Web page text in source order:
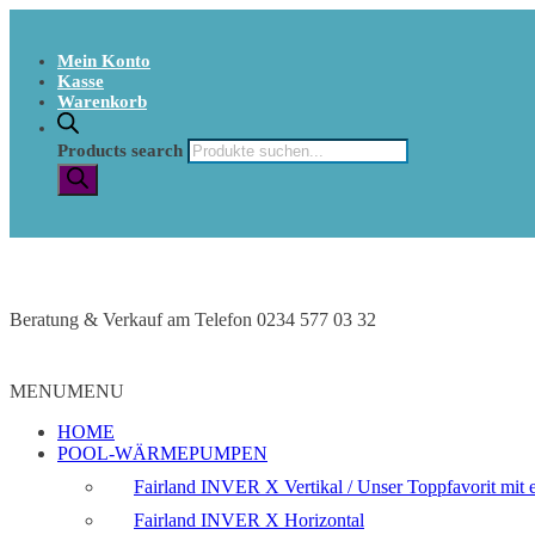
Mein Konto
Kasse
Warenkorb
Products search
Beratung & Verkauf am Telefon 0234 577 03 32
MENUMENU
HOME
POOL-WÄRMEPUMPEN
Fairland INVER X Vertikal / Unser Toppfavorit mit
Fairland INVER X Horizontal